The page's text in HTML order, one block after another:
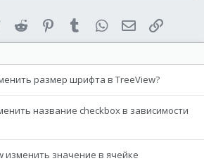
Twitter Reddit PinterestTumblr WhatsAppЭлектронная
размер шрифта в TreeView?
название checkbox в зависимости
изменить значение в ячейке